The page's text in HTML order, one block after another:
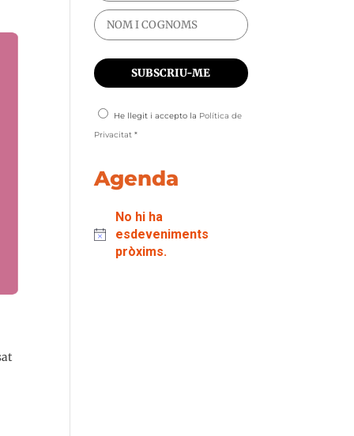
He llegit i accepto la Política de
Privacitat *
Agenda
No hi ha
esdeveniments
pròxims.